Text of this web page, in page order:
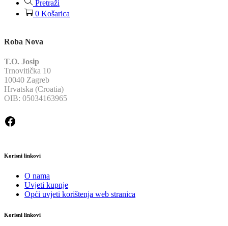
Pretraži
0 Košarica
Roba Nova
T.O. Josip
Trnovitička 10
10040 Zagreb
Hrvatska (Croatia)
OIB: 05034163965
Facebook
Korisni linkovi
O nama
Uvjeti kupnje
Opći uvjeti korištenja web stranica
Korisni linkovi